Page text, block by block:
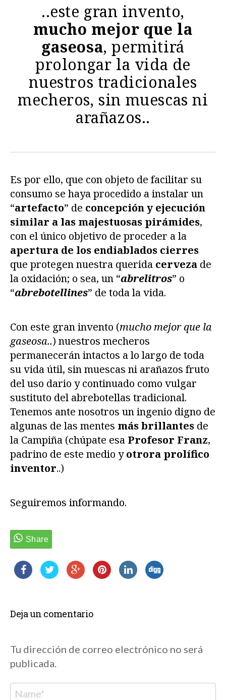
..este gran invento,
mucho mejor que la
gaseosa, permitirá
prolongar la vida de
nuestros tradicionales
mecheros, sin muescas ni
arañazos..
Es por ello, que con objeto de facilitar su
consumo se haya procedido a instalar un
“artefacto” de concepción y ejecución
similar a las majestuosas pirámides,
con el único objetivo de proceder a la
apertura de los endiablados cierres
que protegen nuestra querida cerveza de
la oxidación; o sea, un “abrelitros” o
“abrebotellines” de toda la vida.
Con este gran invento (mucho mejor que la
gaseosa..) nuestros mecheros
permanecerán intactos a lo largo de toda
su vida útil, sin muescas ni arañazos fruto
del uso dario y continuado como vulgar
sustituto del abrebotellas tradicional.
Tenemos ante nosotros un ingenio digno de
algunas de las mentes más brillantes de
la Campiña (chúpate esa Profesor Franz,
padrino de este medio yotrora prolífico
inventor..)
Seguiremos informando.
Deja un comentario
Tu dirección de correo electrónico no será
publicada.
Nombre